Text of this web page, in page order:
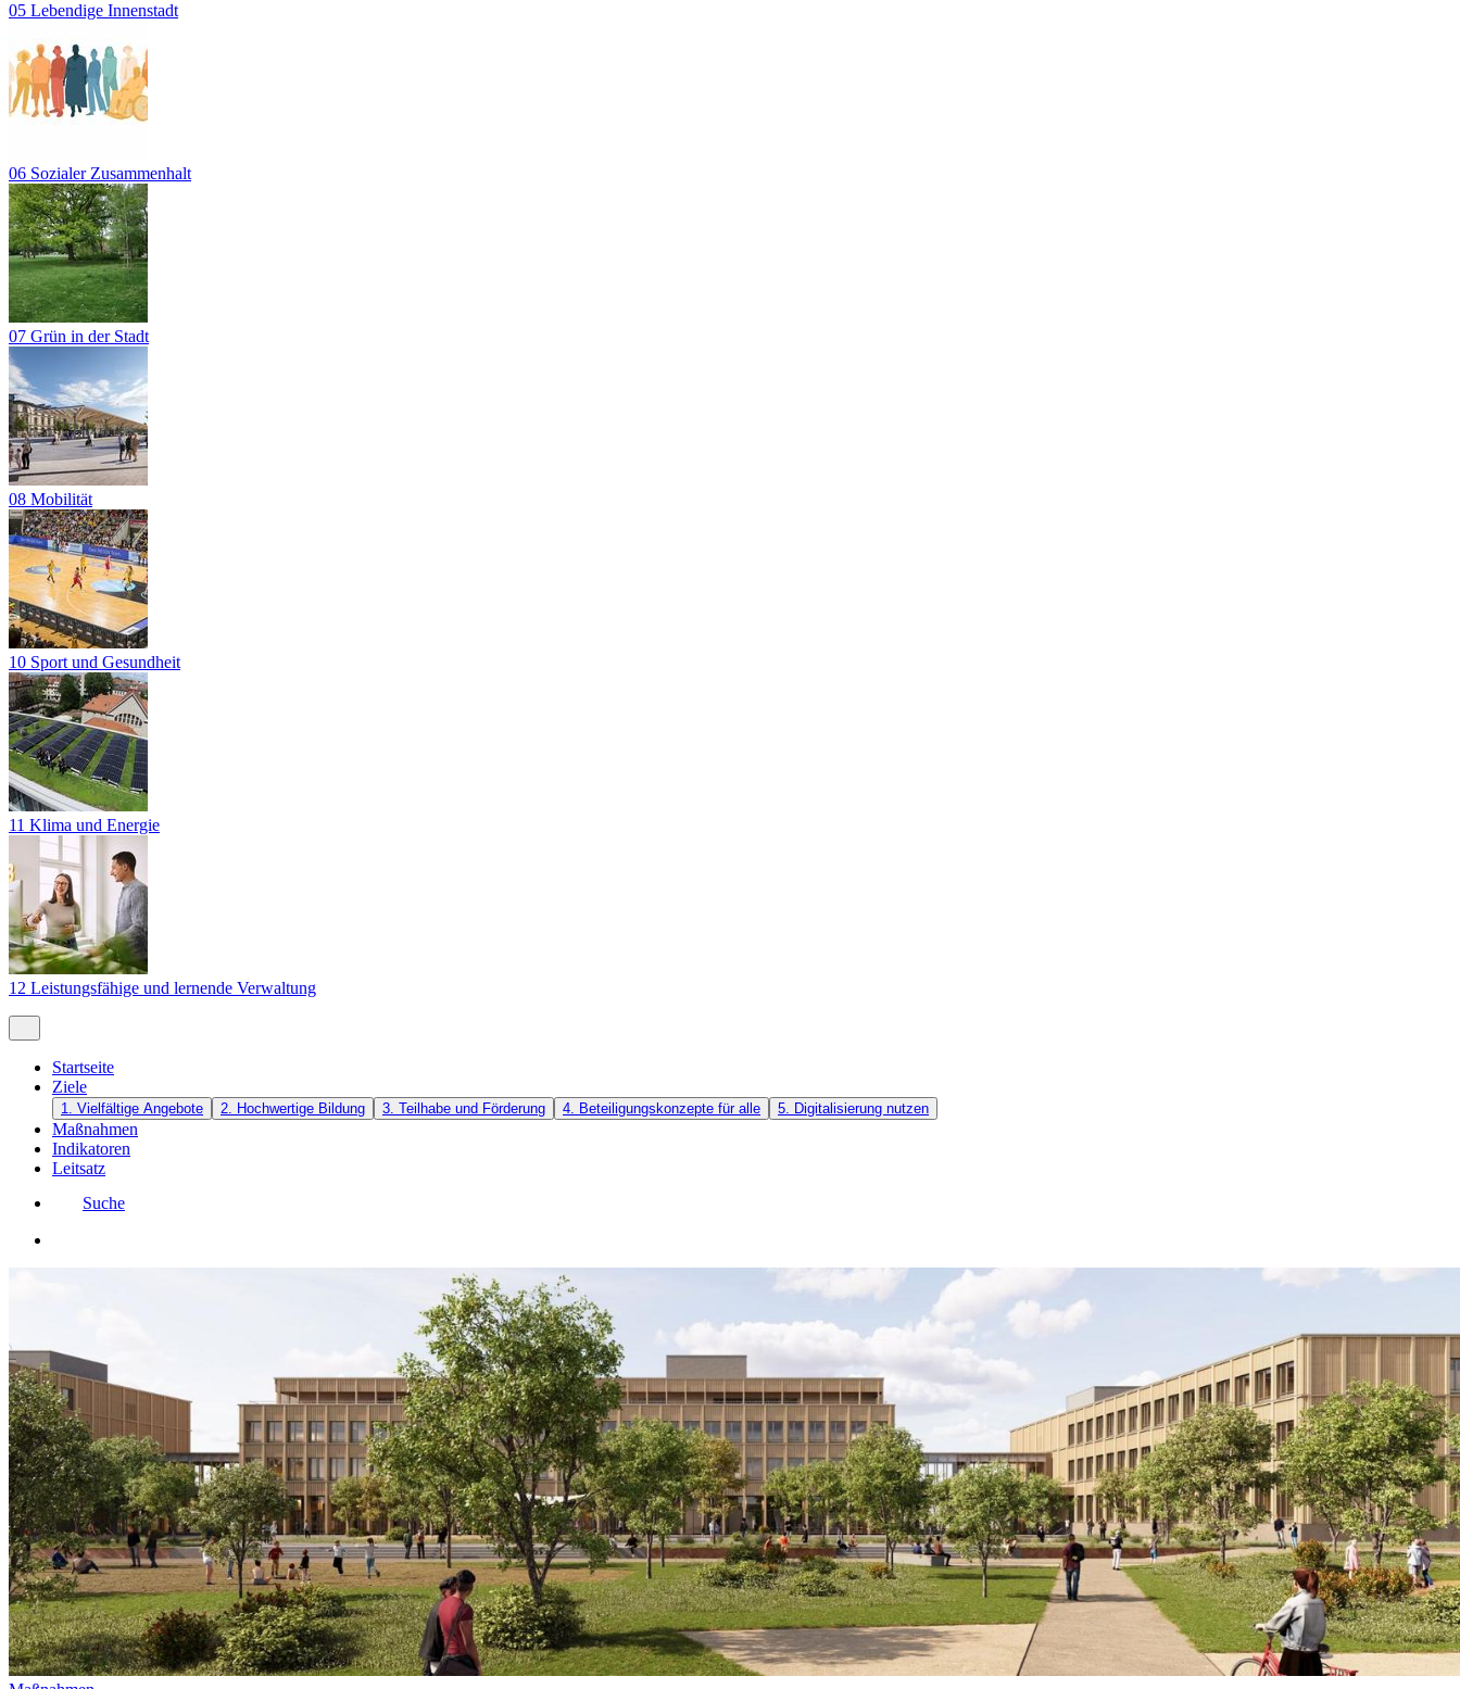
05 Lebendige Innenstadt
06 Sozialer Zusammenhalt
07 Grün in der Stadt
08 Mobilität
10 Sport und Gesundheit
11 Klima und Energie
12 Leistungsfähige und lernende Verwaltung
Startseite
Ziele
1. Vielfältige Angebote 2. Hochwertige Bildung 3. Teilhabe und Förderung 4. Beteiligungskonzepte für alle 5. Digitalisierung nutzen
Maßnahmen
Indikatoren
Leitsatz
Suche